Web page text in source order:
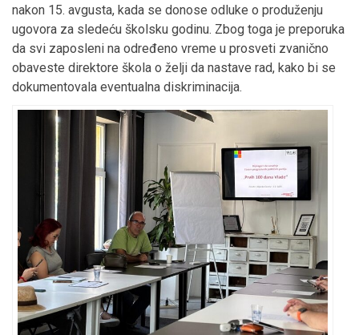
nakon 15. avgusta, kada se donose odluke o produženju
ugovora za sledeću školsku godinu. Zbog toga je preporuka
da svi zaposleni na određeno vreme u prosveti zvanično
obaveste direktore škola o želji da nastave rad, kako bi se
dokumentovala eventualna diskriminacija.